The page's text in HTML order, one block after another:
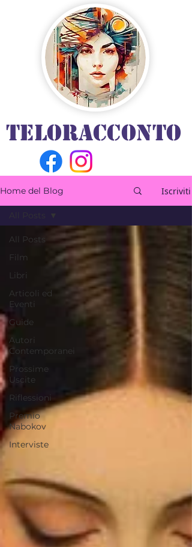
TELORACCONTO
Home del Blog Iscriviti
All Posts
Film
Libri
Articoli ed
Eventi
Guide
Autori
Contemporanei
Prossime
Uscite
Riflessioni
Premio
Nabokov
Interviste